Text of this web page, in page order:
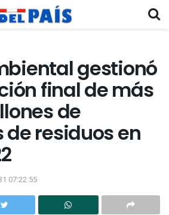
gestionó
final de más
de
residuos en
07:22:55